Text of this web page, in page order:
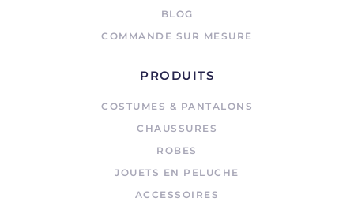
BLOG
COMMANDE SUR MESURE
PRODUITS
COSTUMES & PANTALONS
CHAUSSURES
ROBES
JOUETS EN PELUCHE
ACCESSOIRES